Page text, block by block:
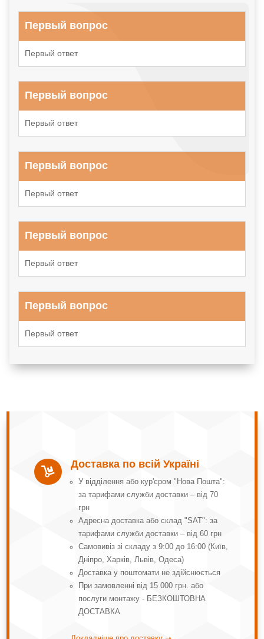
Первый вопрос
Первый ответ
Первый вопрос
Первый ответ
Первый вопрос
Первый ответ
Первый вопрос
Первый ответ
Первый вопрос
Первый ответ

Доставка по всій Україні
У відділення або кур'єром "Нова Пошта":
за тарифами служби доставки – від 70
грн
Адресна доставка або склад "SAT": за
тарифами служби доставки – від 60 грн
Самовивіз зі складу з 9:00 до 16:00 (Київ,
Дніпро, Харків, Львів, Одеса)
Доставка у поштомати не здійснюється
При замовленні від 15 000 грн. або
послуги монтажу - БЕЗКОШТОВНА
ДОСТАВКА